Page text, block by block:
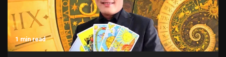
1 min read